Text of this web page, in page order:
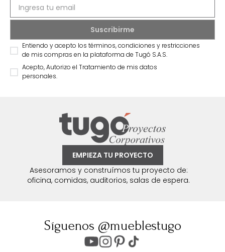
Entiendo y acepto los términos, condiciones y restricciones
de mis compras en la plataforma de Tugó S.A.S.
Acepto, Autorizo el Tratamiento de mis datos
personales.
EMPIEZA TU PROYECTO
Asesoramos y construímos tu proyecto de:
oficina, comidas, auditorios, salas de espera.
Síguenos @mueblestugo